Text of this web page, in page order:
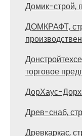
Домик-строй,
ДОМКРАФТ,
торговое
ДорХаус-
Древ-снаб,
Древкаркас,